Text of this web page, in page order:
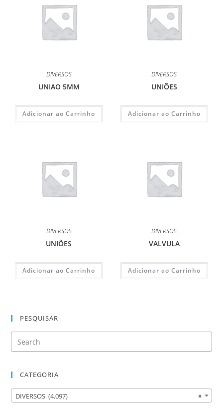
DIVERSOS
UNIAO 5MM
Adicionar ao Carrinho
DIVERSOS
UNIÕES
Adicionar ao Carrinho
DIVERSOS
UNIÕES
Adicionar ao Carrinho
DIVERSOS
VALVULA
Adicionar ao Carrinho
PESQUISAR
CATEGORIA
×
DIVERSOS (4.097)